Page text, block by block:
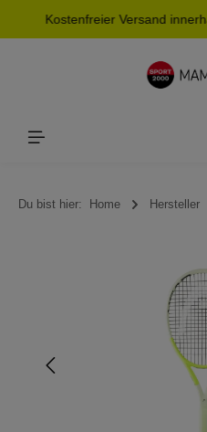
springen
Kostenfreier Versand
Du bist hier: Home Hersteller
Bildergalerie überspringen